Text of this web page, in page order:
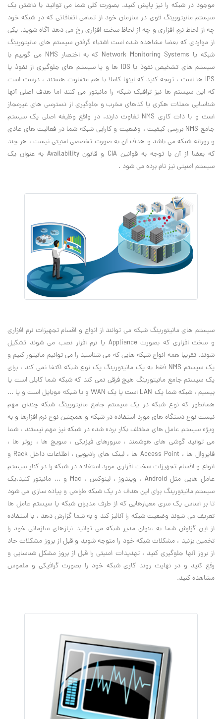
موجود در شبکه را نیز پایش کنید. بصورت کلی شما می توانید با داشتن یک
سیستم مانیتورینگ قوی در سازمان خود از تمامی اتفاقاتی که در شبکه خود
چه از لحاظ نرم افزاری و چه از لحاظ سخت افزاری رخ می دهد آگاه شوید. یکی
از مواردی که بعضا مشاهده شده است اشتباه گرفتن سیستم های مانیتورینگ
شبکه یا Network Monitoring Systems که به اختصار NMS می گوییم با
سیستم های تشخیص نفوذ یا IDS ها و یا سیستم های جلوگیری از نفوذ یا
IPS ها است ، توجه کنید که اینها کاملا با هم متفاوت هستند ، درست است
که این سیستم ها نیز ترافیک شبکه را مانیتور می کنند اما هدف اصلی آنها
شناسایی حملات هکری یا کدهای مخرب و جلوگیری از دسترسی های غیرمجاز
است و با ذات کاری NMS تفاوت دارند. در واقع وظیفه اصلی یک سیستم
جامع NMS بررسی کیفیت ، وضعیت و کارایی شبکه شما در فعالیت های عادی
و روزانه شبکه می باشد و هدف آن به صورت تخصصی امنیتی نیست ، هر چند
که بعضا از آن با توجه به قوانین CIA و قانون Availability به عنوان یک
سیستم امنیتی نیز نام برده می شود .
سیستم های مانیتورینگ شبکه می توانند از انواع و اقسام تجهیزات نرم افزاری
و سخت افزاری که بصورت Appliance یا نرم افزار نصب می شوند تشکیل
شوند. تقریبا همه انواع شبکه هایی که می شناسید را می توانیم مانیتور کنیم و
یک سیستم NMS فقط به یک مانیتورینگ یک نوع شبکه اکتفا نمی کند ، برای
یک سیستم جامع مانیتورینگ هیچ فرقی نمی کند که شبکه شما کابلی است یا
بیسیم ، شبکه شما یک LAN است یا یک WAN و یا شبکه موبایل است و یا ...
همانطور که نوع شبکه در یک سیستم جامع مانیتورینگ شبکه چندان مهم
نیست نوع دستگاه های مورد استفاده در شبکه و همچنین نوع نرم افزارها و به
ویژه سیستم عامل های مختلف بکار برده شده در شبکه نیز مهم نیستند ، شما
می توانید گوشی های هوشمند ، سرورهای فیزیکی ، سویچ ها ، روتر ها ،
فایروال ها ، Access Point ها ، لینک های رادیویی ، اطلاعات داخل Rack و
انواع و اقسام تجهیزات سخت افزاری مورد استفاده در شبکه را در کنار سیستم
عامل هایی مثل Android ، ویندوز ، لینوکس ، Mac و ... مانیتور کنید.یک
سیستم مانیتورینگ برای این هدف در یک شبکه طراحی و پیاده سازی می شود
تا بر اساس یک سری معیارهایی که از طرف مدیران شبکه یا سیستم عامل ها
تعریف می شوند وضعیت شبکه را آنالیز کند و به شما گزارش دهد ، با استفاده
از این گزارش شما به عنوان مدیر شبکه می توانید نیازهای سازمانی خود را
تخمین بزنید ، مشکلات شبکه خود را متوجه شوید و قبل از بروز مشکلات حاد
از بروز آنها جلوگیری کنید ، تهدیدات امنیتی را قبل از بروز مشکل شناسایی و
رفع کنید و در نهایت روند کاری شبکه خود را بصورت گرافیکی و ملموس
مشاهده کنید.